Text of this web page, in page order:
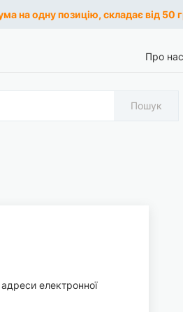
на одну позицію, складає від 50
Про нас
Пошук
електронної